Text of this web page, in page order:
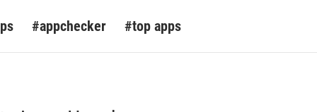
#appchecker #top apps